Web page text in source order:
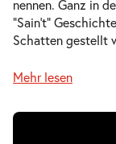
nennen. Ganz in
“Sain’t“
Schatten gestellt
Mehr lesen